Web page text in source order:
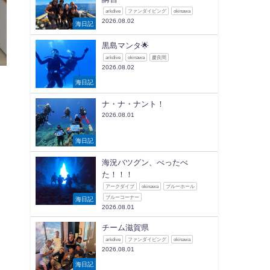
海日記
arkdive ファンダイビング okinawa
2026.08.02
海日記
黒島マンタ🌟
arkdive okinawa 慶良間
2026.08.02
海日記
ナ・ナ・ナント！
2026.08.01
海日記
海況バツグン、べったべ
た！！！
アークダイブ okinawa ブルーホール
ブルーコーナー
2026.08.01
海日記
チーム滋賀県
arkdive ファンダイビング okinawa
2026.08.01